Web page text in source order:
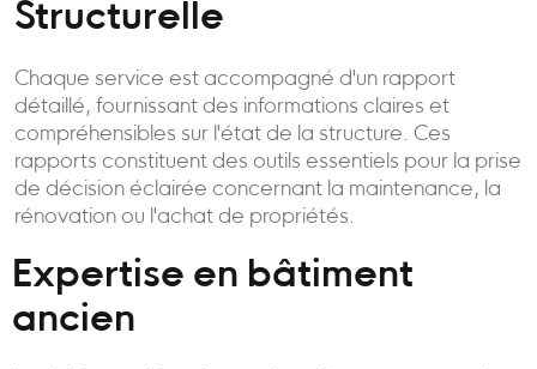
Structurelle
Chaque service est accompagné d'un rapport
détaillé, fournissant des informations claires et
compréhensibles sur l'état de la structure. Ces
rapports constituent des outils essentiels pour la prise
de décision éclairée concernant la maintenance, la
rénovation ou l'achat de propriétés.
Expertise en bâtiment
ancien